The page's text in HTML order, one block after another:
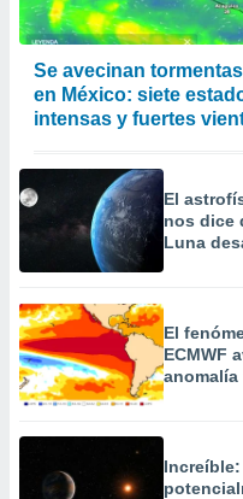
Se avecinan
en México: siete
intensas y fuertes
El
nos dice
Luna
El
ECMWF
anomalía